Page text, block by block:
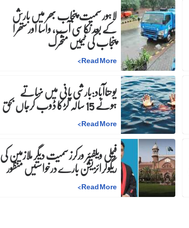
لاہور سمیت پنجاب بھر میں بارش
کے بعد نکاسی آب، واسا اور ستھرا
پنجاب کی ٹیمیں متحرک
Read More
>
یوحناآباد:بارشی پانی میں نہاتے
ہوئے 15 سالہ لڑکا ڈوب کرجاں بحق
Read More
>
فیملی ویلفیئر ورکرز سمیت دیگر ملازمین کی
ریگولرائزیشن بارے درخواستیں منظور
Read More
>